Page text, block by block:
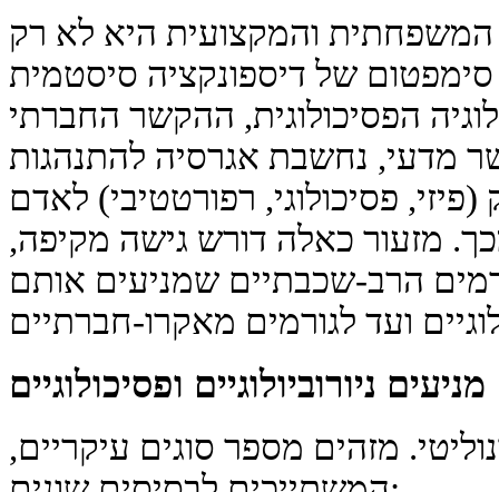
המשפחתית והמקצועית היא לא רק
של דיספונקציה סיסטמית
הפסיכולוגית, ההקשר החברתי
מדעי, נחשבת אגרסיה להתנהגות
פסיכולוגי, רפורטטיבי) לאדם
מזעור כאלה דורש גישה מקיפה,
הרב-שכבתיים שמניעים אותם
מניעים ניורוביולוגיים ופסיכולוגיים
מזהים מספר סוגים עיקריים,